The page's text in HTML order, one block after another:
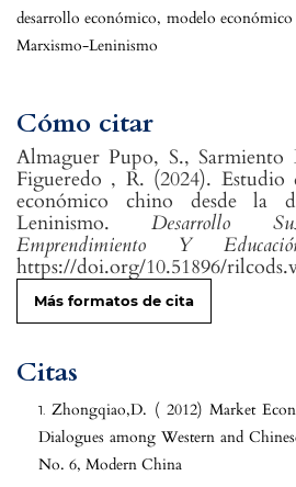
desarrollo económico, modelo económico
Marxismo-Leninismo
Cómo citar
Almaguer Pupo, S.,
Figueredo , R. (2024). Estudio
económico chino desde la
Leninismo.Desarrollo
Emprendimiento Y
https://doi.org/10.51896/
Más formatos de cita
Citas
Zhongqiao,D. ( 2012) Market
Dialogues among Western and
No. 6, Modern China